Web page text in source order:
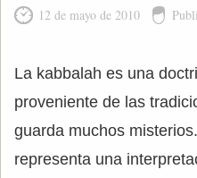
12 de mayo de 2010
La kabbalah es una
proveniente de las
guarda muchos
representa una